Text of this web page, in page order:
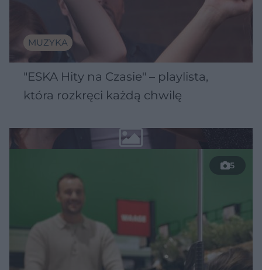
MUZYKA
"ESKA Hity na Czasie" – playlista,
która rozkręci każdą chwilę
5